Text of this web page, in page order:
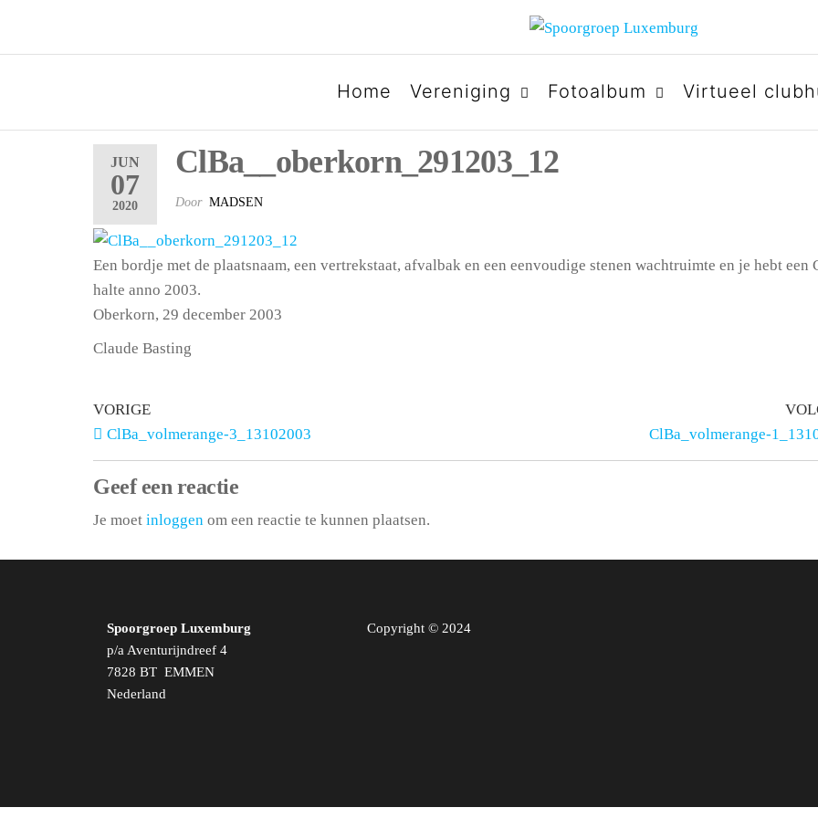
SPOORGROEP LUXEMBURG
Home Vereniging Fotoalbum Virtueel
JUN
07
2020
ClBa__oberkorn_291203_12
Door MADSEN
Een bordje met de plaatsnaam, een vertrekstaat, afvalbak en een eenvoudige stenen wachtruimte en je hebt een
halte anno 2003.
Oberkorn, 29 december 2003
Claude Basting
VORIGE
ClBa_volmerange-3_13102003
ClBa_volmerange-
Geef een reactie
Je moet inloggen om een reactie te kunnen plaatsen.
Spoorgroep Luxemburg
p/a Aventurijndreef 4
7828 BT EMMEN
Nederland
Copyright © 2024